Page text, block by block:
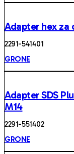
Adapter hex za
2291- 541401
GRONE
Adapter SDS
M14
2291- 551402
GRONE